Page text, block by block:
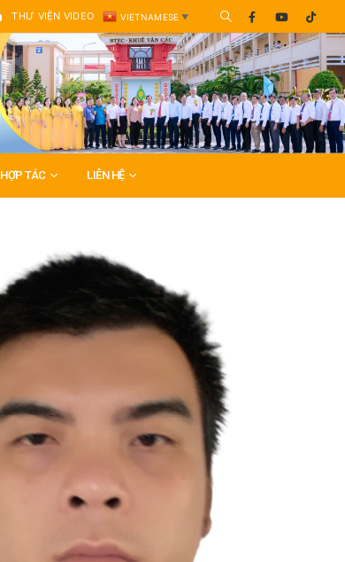
THƯ VIỆN VIDEO VIETNAMESE ▼
HỢP TÁC LIÊN HỆ